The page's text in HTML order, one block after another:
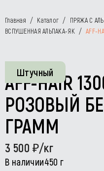
Главная / Каталог / ПРЯЖА С
ВСПУШЕННАЯ АЛЬПАКА-ЯК / AFF-
Штучный
AFF-HAIR
РОЗОВЫЙ
ГРАММ
3 500 /кг
В наличии450 г